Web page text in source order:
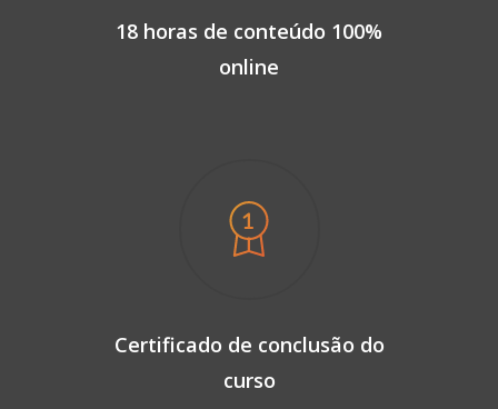
18 horas de conteúdo 100%
online
Certificado de conclusão do
curso